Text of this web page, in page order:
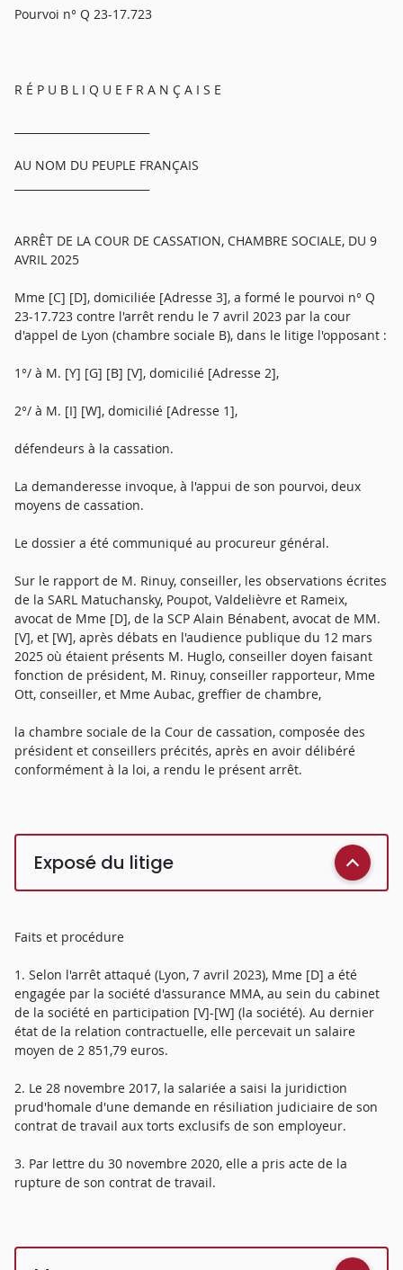
Pourvoi n° Q 23-17.723
R É P U B L I Q U E F R A N Ç A I S E
AU NOM DU PEUPLE FRANÇAIS
ARRÊT DE LA COUR DE CASSATION, CHAMBRE SOCIALE, DU 9
AVRIL 2025
Mme [C] [D], domiciliée [Adresse 3], a formé le pourvoi n° Q
23-17.723 contre l'arrêt rendu le 7 avril 2023 par la cour
d'appel de Lyon (chambre sociale B), dans le litige l'opposant :
1°/ à M. [Y] [G] [B] [V], domicilié [Adresse 2],
2°/ à M. [I] [W], domicilié [Adresse 1],
défendeurs à la cassation.
La demanderesse invoque, à l'appui de son pourvoi, deux
moyens de cassation.
Le dossier a été communiqué au procureur général.
Sur le rapport de M. Rinuy, conseiller, les observations écrites
de la SARL Matuchansky, Poupot, Valdelièvre et Rameix,
avocat de Mme [D], de la SCP Alain Bénabent, avocat de MM.
[V], et [W], après débats en l'audience publique du 12 mars
2025 où étaient présents M. Huglo, conseiller doyen faisant
fonction de président, M. Rinuy, conseiller rapporteur, Mme
Ott, conseiller, et Mme Aubac, greffier de chambre,
la chambre sociale de la Cour de cassation, composée des
président et conseillers précités, après en avoir délibéré
conformément à la loi, a rendu le présent arrêt.
Exposé du litige
Faits et procédure
1. Selon l'arrêt attaqué (Lyon, 7 avril 2023), Mme [D] a été
engagée par la société d'assurance MMA, au sein du cabinet
de la société en participation [V]-[W] (la société). Au dernier
état de la relation contractuelle, elle percevait un salaire
moyen de 2 851,79 euros.
2. Le 28 novembre 2017, la salariée a saisi la juridiction
prud'homale d'une demande en résiliation judiciaire de son
contrat de travail aux torts exclusifs de son employeur.
3. Par lettre du 30 novembre 2020, elle a pris acte de la
rupture de son contrat de travail.